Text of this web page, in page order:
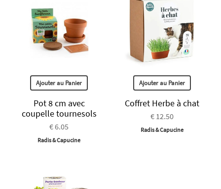
Ajouter au Panier
Pot 8 cm avec
coupelle tournesols
€ 6.05
Radis & Capucine
Ajouter au Panier
Coffret Herbe à chat
€ 12.50
Radis & Capucine